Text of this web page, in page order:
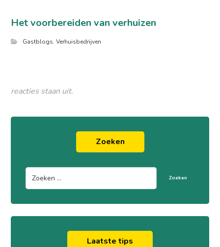
Het voorbereiden van verhuizen
Gastblogs,Verhuisbedrijven
reacties staan uit.
Zoeken
Zoeken
Laatste tips